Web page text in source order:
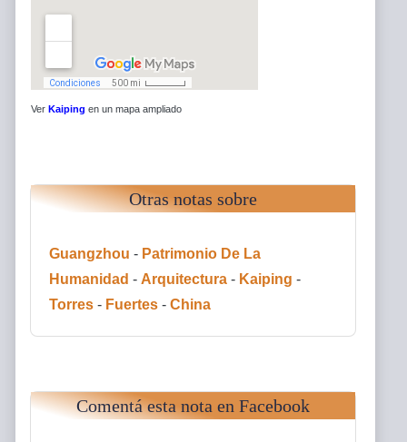
Ver Kaiping en un mapa ampliado
Otras notas sobre
Guangzhou - Patrimonio De La
Humanidad - Arquitectura - Kaiping -
Torres - Fuertes - China
Comentá esta nota en Facebook